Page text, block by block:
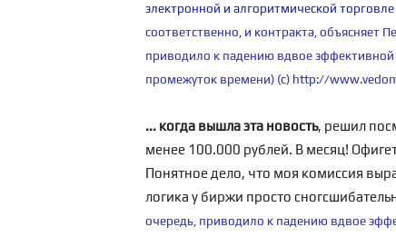
электронной и алгоритмической
соответственно, и контракта, объясняет
приводило к падению вдвое эффективной
промежуток времени) (с) http://
... когда вышла эта новость, решил
менее 100.000 рублей. В месяц!
Понятное дело, что моя комиссия
логика у биржи просто
очередь, приводило к падению вдвое